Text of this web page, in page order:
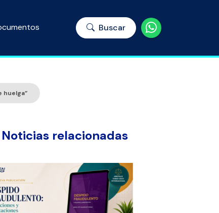
Buscar
huelga”
Noticias relacionadas